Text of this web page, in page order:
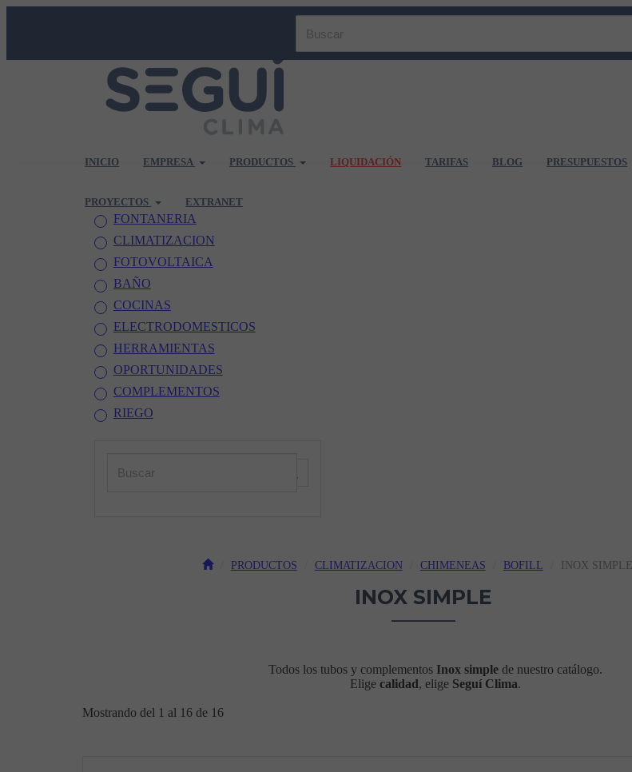
INICIO EMPRESA PRODUCTOS LIQUIDACIÓN TARIFAS BLOG PRESUPUESTOS
PROYECTOS EXTRANET
FONTANERIA
CLIMATIZACION
FOTOVOLTAICA
BAÑO
COCINAS
ELECTRODOMESTICOS
HERRAMIENTAS
OPORTUNIDADES
COMPLEMENTOS
RIEGO
PRODUCTOS CLIMATIZACION CHIMENEAS BOFILL INOX SIMPLE
INOX SIMPLE
Todos los tubos y complementos Inox simplede nuestro catálogo.
Elige calidad, elige Seguí Clima.
Mostrando del 1 al 16 de 16